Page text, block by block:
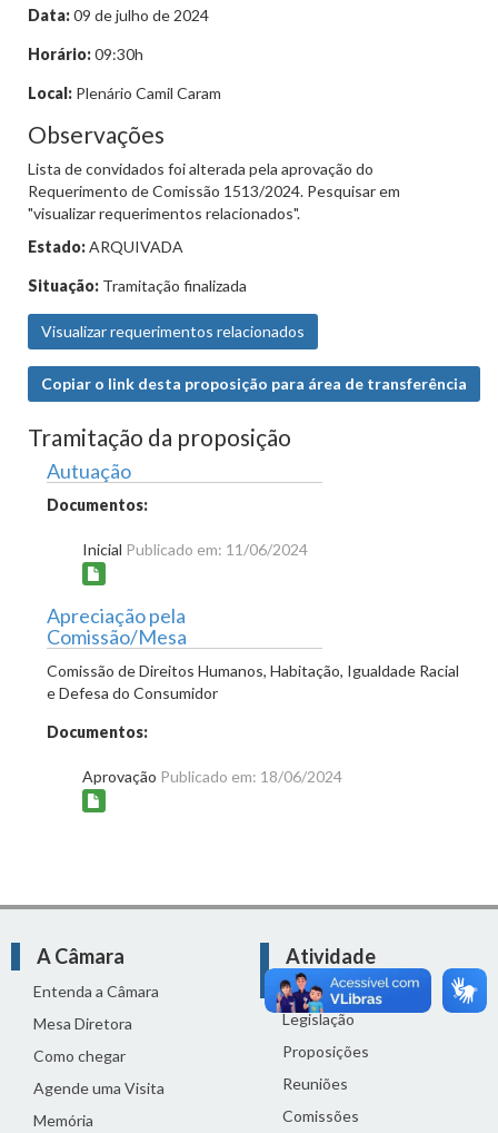
Data:09 de julho de 2024
Horário:09:30h
Local: Plenário Camil Caram
Observações
Lista de convidados foi alterada pela aprovação do
Requerimento de Comissão 1513/2024. Pesquisar em
"visualizar requerimentos relacionados".
Estado:ARQUIVADA
Situação: Tramitação finalizada
Visualizar requerimentos relacionados
Copiar o link desta proposição para área de transferência
Tramitação da proposição
Autuação
Documentos:
Inicial Publicado em: 11/06/2024
Apreciação pela
Comissão/Mesa
Comissão de Direitos Humanos, Habitação, Igualdade Racial
e Defesa do Consumidor
Documentos:
Aprovação Publicado em: 18/06/2024
A Câmara
Entenda a Câmara
Mesa Diretora
Como chegar
Agende uma Visita
Memória
Atividade
Legislativa
Legislação
Proposições
Reuniões
Comissões